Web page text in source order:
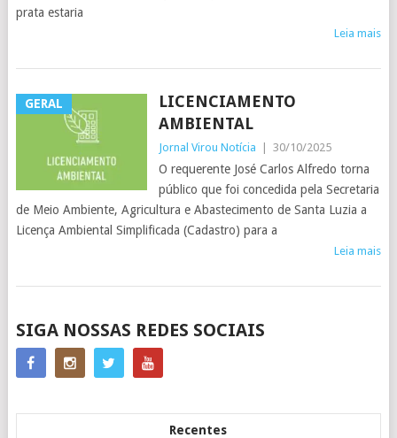
prata estaria
Leia mais
GERAL
LICENCIAMENTO
AMBIENTAL
Jornal Virou Notícia 30/10/2025
O requerente José Carlos Alfredo torna
público que foi concedida pela Secretaria
de Meio Ambiente, Agricultura e Abastecimento de Santa Luzia a
Licença Ambiental Simplificada (Cadastro) para a
Leia mais
POSTS
NAVIGATION
SIGA NOSSAS REDES SOCIAIS
Recentes